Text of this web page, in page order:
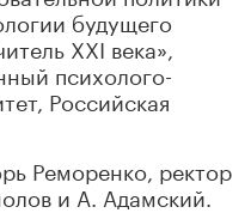
будущего
XXI века»,
психолого-
Российская
Реморенко, ректор
и А. Адамский.